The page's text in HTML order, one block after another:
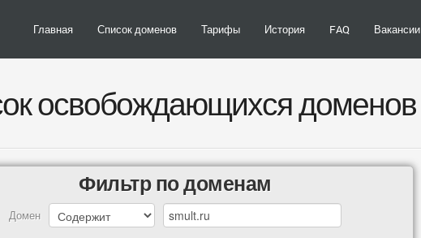
Главная Список доменов Тарифы История FAQ Вакансии
освобождающихся доменов
Фильтр по доменам
Домен